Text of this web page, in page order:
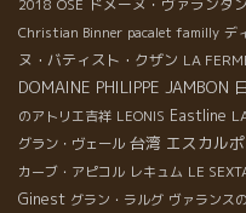
2018 OSE
Christian Binner pacalet familly デ
ヌ・バティスト・クザン LA
DOMAINE PHILIPPE JAMBON
のアトリエ吉祥 LEONIS Eastline
グラン・ヴェール 台湾 エスカル
カーブ・アピコル レキュム LE
Ginest グラン・ラルグ ヴァランス